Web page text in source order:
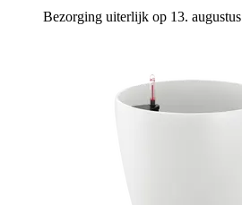
Bezorging uiterlijk op 13. augustus